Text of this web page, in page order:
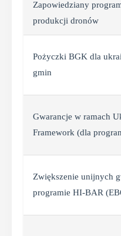
Zapowiedziany
produkcji dronów
Pożyczki BGK dla
gmin
Gwarancje w ramach
Framework (dla
Zwiększenie unijnych
programie HI-BAR